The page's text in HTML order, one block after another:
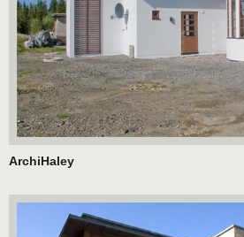
ArchiHaley